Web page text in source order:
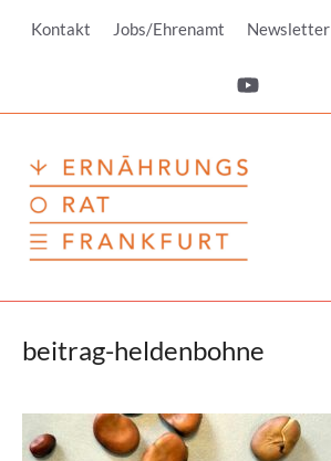
InhaltKontakt Jobs/Ehrenamt Newsletter
beitrag-heldenbohne